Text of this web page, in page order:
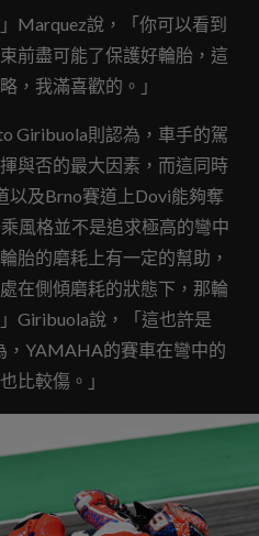
Marquez說，「你可以看到
前盡可能了保護好輪胎，這
，我滿喜歡的。」
Giribuola則認為，車手的駕
與否的最大因素，而這同時
以及Brno賽道上Dovi能夠奪
風格並不是追求極高的彎中
胎的磨耗上有一定的幫助，
在側傾磨耗的狀態下，那輪
Giribuola說，「這也許是
YAMAHA的賽車在彎中的
比較傷。」